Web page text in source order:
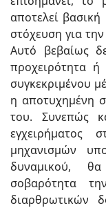
αποτελεί
στόχευση για
Αυτό βεβαίως
προχειρότητα
συγκεκριμένου
η αποτυχημένη
του. Συνεπώς
εγχειρήματος
μηχανισμών
δυναμικού,
σοβαρότητα
διαρθρωτικών